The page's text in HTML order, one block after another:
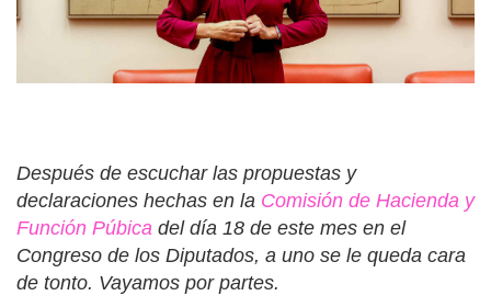
Después de escuchar las propuestas y
declaraciones hechas en la Comisión de Hacienda y
Función Púbica del día 18 de este mes en el
Congreso de los Diputados, a uno se le queda cara
de tonto. Vayamos por partes.